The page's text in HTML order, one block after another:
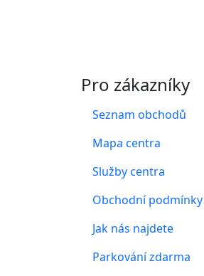
Pro zákazníky
Seznam obchodů
Mapa centra
Služby centra
Obchodní podmínky
Jak nás najdete
Parkování zdarma